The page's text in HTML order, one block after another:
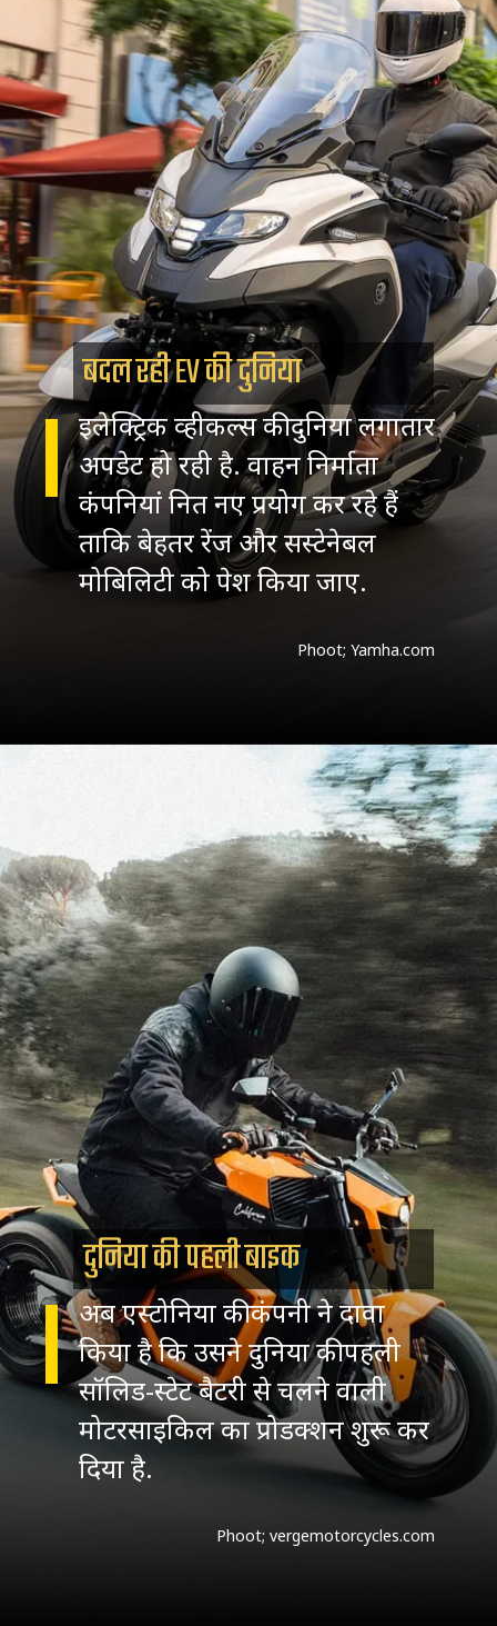
बदल रही EV की दुनिया
इलेक्ट्रिक व्हीकल्स की दुनिया लगातार
अपडेट हो रही है. वाहन निर्माता
कंपनियां नित नए प्रयोग कर रहे हैं
ताकि बेहतर रेंज और सस्टेनेबल
मोबिलिटी को पेश किया जाए.
Phoot; Yamha.com
दुनिया की पहली बाइक
अब एस्टोनिया की कंपनी ने दावा
किया है कि उसने दुनिया की पहली
सॉलिड-स्टेट बैटरी से चलने वाली
मोटरसाइकिल का प्रोडक्शन शुरू कर
दिया है.
Phoot; vergemotorcycles.com